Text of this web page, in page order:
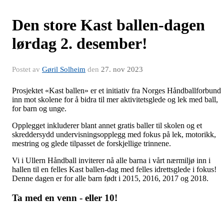
Den store Kast ballen-dagen
lørdag 2. desember!
Postet av Gøril Solheim den 27. nov 2023
Prosjektet «Kast ballen» er et initiativ fra Norges Håndballforbund
inn mot skolene for å bidra til mer aktivitetsglede og lek med ball,
for barn og unge.
Opplegget inkluderer blant annet gratis baller til skolen og et
skreddersydd undervisningsopplegg med fokus på lek, motorikk,
mestring og glede tilpasset de forskjellige trinnene.
Vi i Ullern Håndball inviterer nå alle barna i vårt nærmiljø inn i
hallen til en felles Kast ballen-dag med felles idrettsglede i fokus!
Denne dagen er for alle barn født i 2015, 2016, 2017 og 2018.
Ta med en venn - eller 10!